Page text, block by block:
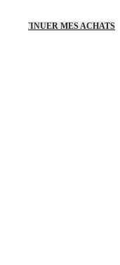
CONTINUER MES ACHATS